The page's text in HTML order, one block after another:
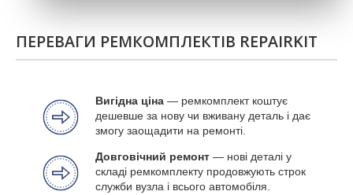
ПЕРЕВАГИ РЕМКОМПЛЕКТІВ REPAIRKIT
Вигідна ціна — ремкомплект коштує
дешевше за нову чи вживану деталь і дає
змогу заощадити на ремонті.
Довговічний ремонт — нові деталі у
складі ремкомплекту продовжують строк
служби вузла і всього автомобіля.